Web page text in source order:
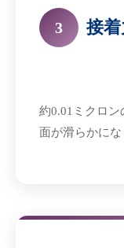
3 接
約0.01ミクロ
面が滑らかにな